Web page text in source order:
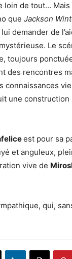
loin de tout…
que Jackson
demander de
Le
toujours
des rencontres
connaissances
une
est pour sa
et anguleux,
vive de
qui,